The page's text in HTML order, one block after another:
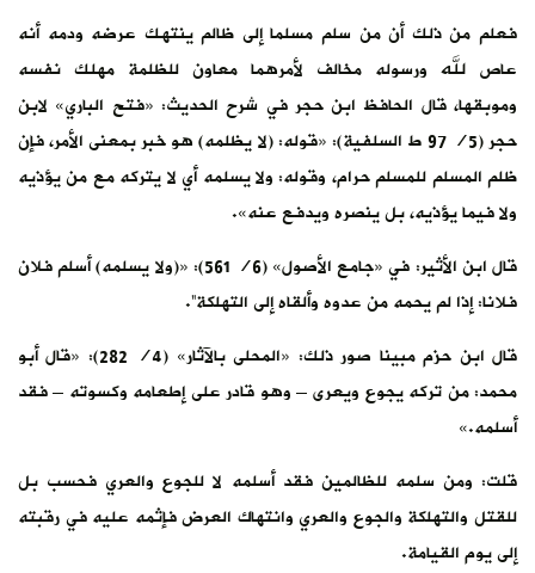
فعلم من ذلك أن من سلم مسلما إلى ظالم ينتهك عرضه ودمه أنه
عاص لله ورسوله مخالف لأمرهما معاون للظلمة مهلك نفسه
وموبقها، قال الحافظ ابن حجر في شرح الحديث: «فتح الباري» لابن
حجر (5/ 97 ط السلفية): «قوله: (لا يظلمه) هو خبر بمعنى الأمر، فإن
ظلم المسلم للمسلم حرام، وقوله: ‌ولا ‌يسلمه أي لا يتركه مع من يؤذيه
ولا فيما يؤذيه، بل ينصره ويدفع عنه».
قال ابن الأثير: في «جامع الأصول» (6/ 561): «(ولا يسلمه) أسلم فلان
فلانا: إذا لم يحمه من عدوه وألقاه إلى التهلكة”.
قال ابن حزم مبينا صور ذلك: «المحلى بالآثار» (4/ 282): «قال أبو
محمد: ‌من ‌تركه ‌يجوع ‌ويعرى – وهو قادر على إطعامه وكسوته – فقد
أسلمه.»
قلت: ومن سلمه للظالمين فقد أسلمه لا للجوع والعري فحسب بل
للقتل والتهلكة والجوع والعري وانتهاك العرض فإثمه عليه في رقبته
إلى يوم القيامة.